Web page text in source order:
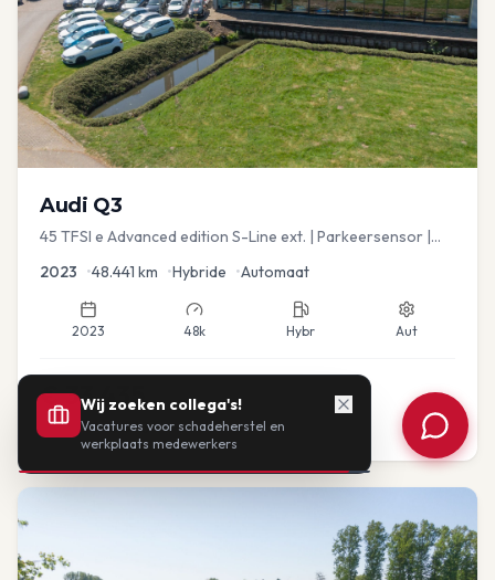
Audi Q3
45 TFSI e Advanced edition S-Line ext. | Parkeersensor |
2023 •48.441 km •Hybride •Automaat
2023 48k Hybr Aut
€33.435
of vanaf: €693/mnd BTW
Wij zoeken collega's!
Vacatures voor schadeherstel en
werkplaats medewerkers